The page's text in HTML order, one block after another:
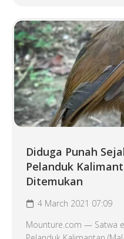
Diduga Punah
Pelanduk
Ditemukan
4 March 2021 07:09
Mounture.com — Satwa